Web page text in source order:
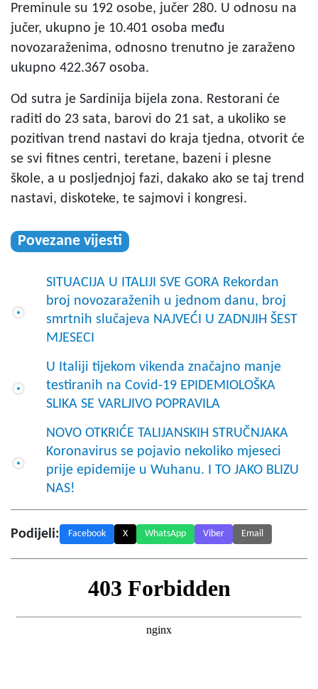
Preminule su 192 osobe, jučer 280. U odnosu na
jučer, ukupno je 10.401 osoba među
novozaraženima, odnosno trenutno je zaraženo
ukupno 422.367 osoba.
Od sutra je Sardinija bijela zona. Restorani će
raditi do 23 sata, barovi do 21 sat, a ukoliko se
pozitivan trend nastavi do kraja tjedna, otvorit će
se svi fitnes centri, teretane, bazeni i plesne
škole, a u posljednjoj fazi, dakako ako se taj trend
nastavi, diskoteke, te sajmovi i kongresi.
Povezane vijesti
SITUACIJA U ITALIJI SVE GORA Rekordan
broj novozaraženih u jednom danu, broj
smrtnih slučajeva NAJVEĆI U ZADNJIH ŠEST
MJESECI
U Italiji tijekom vikenda značajno manje
testiranih na Covid-19 EPIDEMIOLOŠKA
SLIKA SE VARLJIVO POPRAVILA
NOVO OTKRIĆE TALIJANSKIH STRUČNJAKA
Koronavirus se pojavio nekoliko mjeseci
prije epidemije u Wuhanu. I TO JAKO BLIZU
NAS!
Podijeli: Facebook X WhatsApp Viber Email